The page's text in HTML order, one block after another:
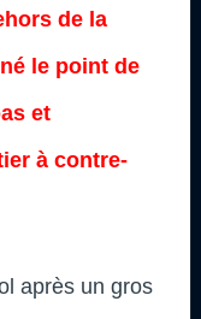
de la
le point de
et
à contre-
après un gros